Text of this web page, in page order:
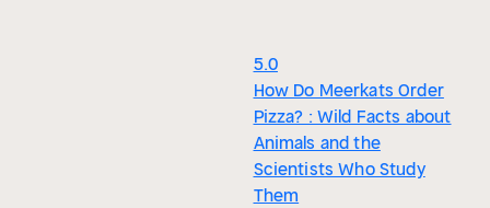
5.0
How Do Meerkats Order
Pizza? : Wild Facts about
Animals and the
Scientists Who Study
Them